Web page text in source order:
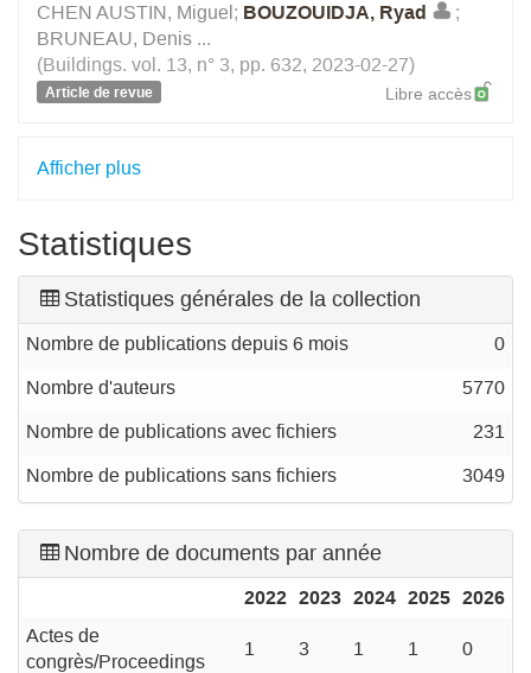
CHEN AUSTIN, Miguel ; BOUZOUIDJA, Ryad
;
BRUNEAU, Denis ...
(Buildings. vol. 13, n° 3, pp. 632, 2023-02-27)
Article de revue Libre accès
Afficher plus
Statistiques
Statistiques générales de la collection
Nombre de publications depuis 6 mois 0
Nombre d'auteurs 5770
Nombre de publications avec fichiers 231
Nombre de publications sans fichiers 3049
Nombre de documents par année
2022 2023 2024 2025 2026
Actes de
congrès/Proceedings
1 3 1 1 0